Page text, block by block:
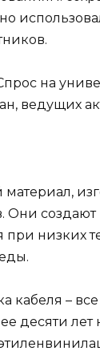
на
ведущих
Они
низких
– все
десяти лет